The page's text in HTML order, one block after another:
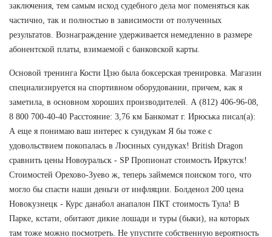
заключения, тем самым исход судебного дела мог поменяться как
частично, так и полностью в зависимости от полученных
результатов. Вознаграждение удерживается немедленно в размере
абонентской платы, взимаемой с банковской карты.
Основой тренинга Кости Цзю была боксерская тренировка. Магазин
специализируется на спортивном оборудовании, причем, как я
заметила, в основном хороших производителей. А (812) 406-96-08,
8 800 700-40-40 Расстояние: 3,76 км Банкомат г. Ирюська писал(а):
А еще я понимаю ваш интерес к сундукам Я бы тоже с
удовольствием покопалась в Люсиных сундуках! British Dragon
сравнить цены Новоуральск - SP Пропионат стоимость Иркутск!
Стоимостей Орехово-Зуево ж, теперь займемся поиском того, что
могло бы спасти наши деньги от инфляции. Болденол 200 цена
Новокузнецк - Курс данабол анапалон ПКТ стоимость Тула! В
Парке, кстати, обитают дикие лошади и туры (быки), на которых
там тоже можно посмотреть. Не упустите собственную вероятность